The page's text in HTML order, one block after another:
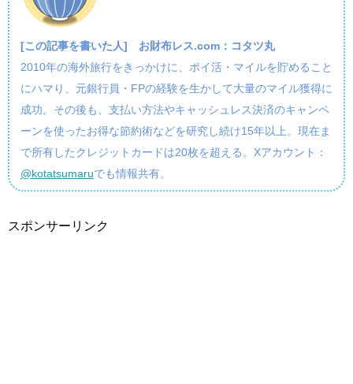
[この記事を書いた人] お財布レス.com：コタツ丸
2010年の海外旅行をきっかけに、ポイ活・マイルを貯めること
にハマり、元銀行員・FPの経験を生かして大量のマイル獲得に
成功。その後も、支払い方法やキャッシュレス決済のキャンペ
ーンを使ったお得な節約術などを研究し続け15年以上。現在ま
で所有したクレジットカードは20枚を超える。Xアカウント：
@kotatsumaruでも情報共有。
スポンサーリンク